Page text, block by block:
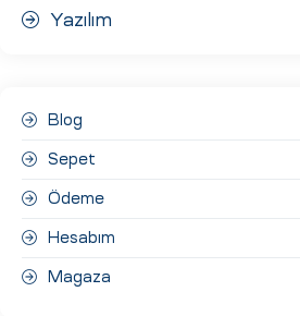
Yazılım
Blog
Sepet
Ödeme
Hesabım
Magaza